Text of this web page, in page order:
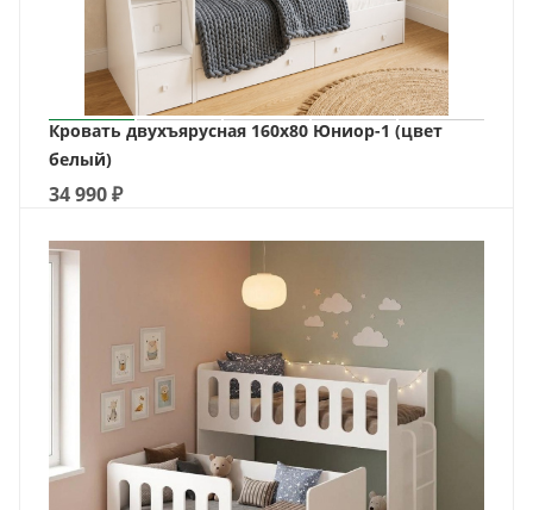
Кровать двухъярусная 160х80 Юниор-1 (цвет
белый)
34 990₽